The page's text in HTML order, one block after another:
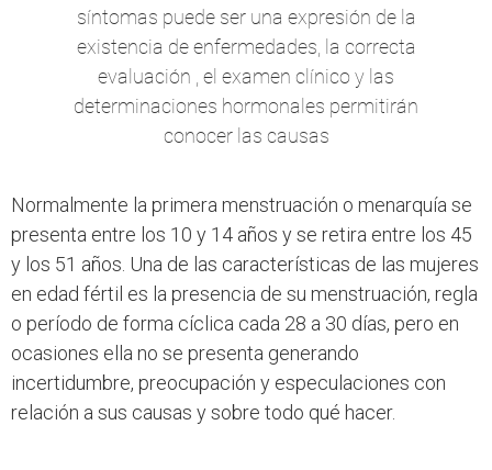
síntomas puede ser una expresión de la
existencia de enfermedades, la correcta
evaluación , el examen clínico y las
determinaciones hormonales permitirán
conocer las causas
Normalmente la primera menstruación o menarquía se
presenta entre los 10 y 14 años y se retira entre los 45
y los 51 años. Una de las características de las mujeres
en edad fértil es la presencia de su menstruación, regla
o período de forma cíclica cada 28 a 30 días, pero en
ocasiones ella no se presenta generando
incertidumbre, preocupación y especulaciones con
relación a sus causas y sobre todo qué hacer.